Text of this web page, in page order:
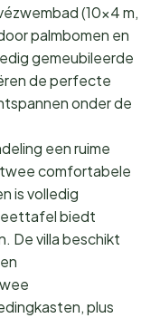
(10×4 m,
palmbomen en
gemeubileerde
de perfecte
onder de
een ruime
comfortabele
is volledig
eettafel biedt
De villa beschikt
plus